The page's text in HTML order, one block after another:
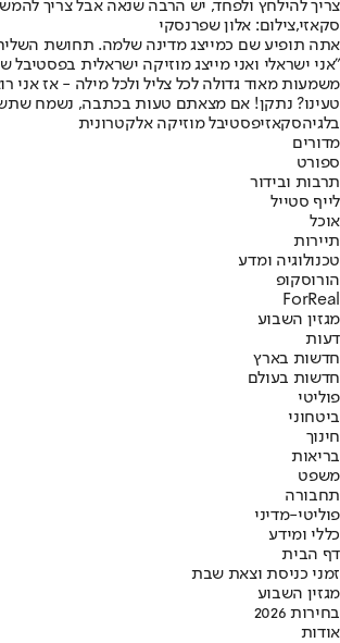
צריך להילחץ ולפחד, יש הרבה שנאה אבל צריך
סקאזי,צילום: אלון שפרנסקי
אתה תופיע שם כמייצג מדינה שלמה. תחושת
"אני ישראלי ואני מייצג מוזיקה ישראלית בפסטיבל
משמעות מאוד גדולה לכל צליל ולכל מילה - אז אני
טעינו? נתקן! אם מצאתם טעות בכתבה, נשמח
בלגיהסקאזיפסטיבל מוזיקה אלקטרונית
מדורים
ספורט
תרבות ובידור
לייף סטייל
אוכל
תיירות
טכנולוגיה ומדע
הורוסקופ
ForReal
מגזין השבוע
דעות
חדשות בארץ
חדשות בעולם
פוליטי
ביטחוני
חינוך
בריאות
משפט
תחבורה
פוליטי-מדיני
כללי ומידע
דף הבית
זמני כניסת וצאת שבת
מגזין השבוע
בחירות 2026
אודות